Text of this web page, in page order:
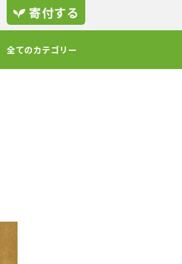
寄付する
全てのカテゴリー